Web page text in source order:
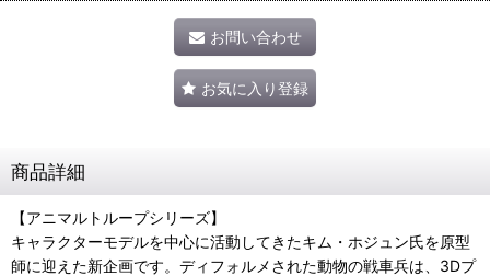
お問い合わせ
お気に入り登録
商品詳細
【アニマルトループシリーズ】
キャラクターモデルを中心に活動してきたキム・ホジュン氏を原型
師に迎えた新企画です。ディフォルメされた動物の戦車兵は、3Dプ